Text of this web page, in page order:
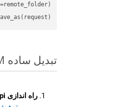
تبدیل ساده DOTX Files to CHM روی Python SDK
راه اندازی WordsApi و CellsApi